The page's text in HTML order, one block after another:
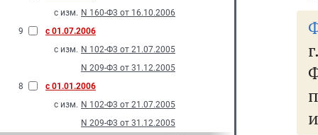
с изм. N 160-Ф3 от 16.10.2006
9
с 01.07.2006
с изм. N 102-Ф3 от 21.07.2005
N 209-Ф3 от 31.12.2005
8
с 01.01.2006
с изм. N 102-Ф3 от 21.07.2005
N 209-Ф3 от 31.12.2005